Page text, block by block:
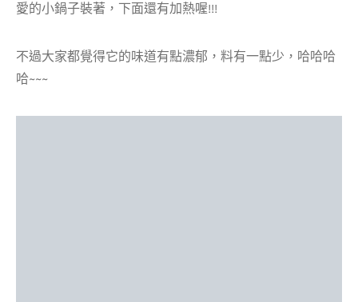
愛的小鍋子裝著，下面還有加熱喔!!!
不過大家都覺得它的味道有點濃郁，料有一點少，哈哈哈
哈~~~